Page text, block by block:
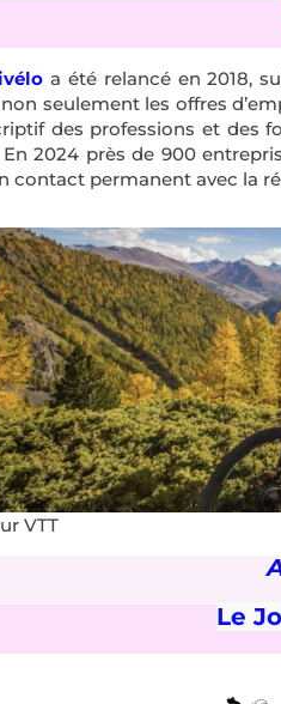
a été relancé en 2018,
seulement les offres
des professions et des
En 2024 près de 900
contact permanent avec la
VTT
Le